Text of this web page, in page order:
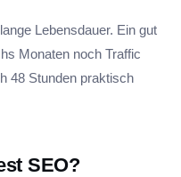
Lebensdauer. Ein gut
Monaten noch Traffic
48 Stunden praktisch
SEO?